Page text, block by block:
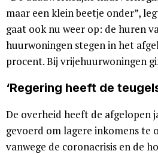
maar een klein beetje onder”,
gaat ook nu weer op: de huren
huurwoningen stegen in het
procent. Bij vrijehuurwoningen
‘Regering heeft de
De overheid heeft de afgelopen
gevoerd om lagere inkomens te
vanwege de coronacrisis en de